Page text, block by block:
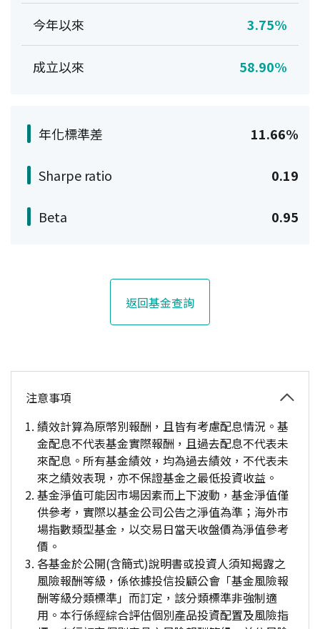
今年以來 3.75%
成立以來 58.90%
年化標準差 11.66%
Sharpe ratio 0.19
Beta 0.95
返回基金查詢
注意事項
績效計算為原幣別報酬，且皆有考慮配息情況。基
金配息不代表基金實際報酬，且過去配息不代表未
來配息。所有基金績效，均為過去績效，不代表未
來之績效表現，亦不保證基金之最低投資收益。
基金淨值可能因市場因素而上下波動，基金淨值僅
供參考，實際以基金公司公告之淨值為準；海外市
場指數類型基金，以交易日當天收盤價為淨值參考
價。
各基金於公開(含簡式)說明書或投資人須知揭露之
風險報酬等級，係依據投信投顧公會「基金風險報
酬等級分類標準」而訂定，該分類標準非強制適
用。本行係經綜合評估個別產品投資配置及風險指